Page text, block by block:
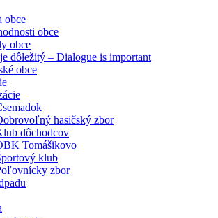
obce
obce
obce
dôležitý – Dialogue is important
obce
hasičský zbor
dôchodcov
Tomášikovo
klub
zbor